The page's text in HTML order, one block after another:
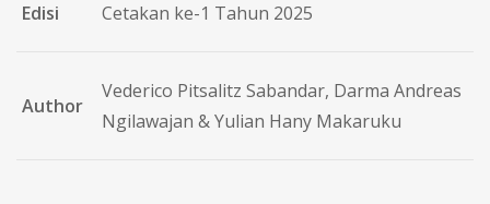
Edisi Cetakan ke-1 Tahun 2025
Author
Vederico Pitsalitz Sabandar, Darma Andreas
Ngilawajan & Yulian Hany Makaruku